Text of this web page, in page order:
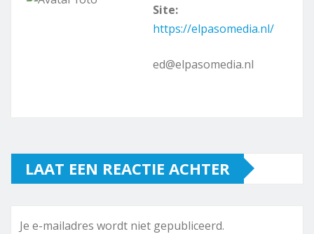
Site:
https://elpasomedia.nl/
ed@elpasomedia.nl
LAAT EEN REACTIE ACHTER
Je e-mailadres wordt niet gepubliceerd.